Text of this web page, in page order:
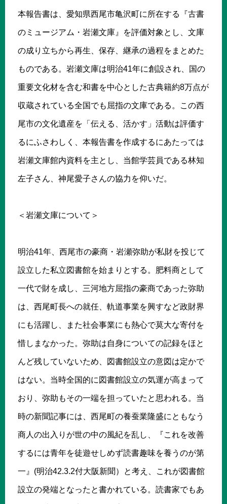
本報告書は、愛知県西尾市亀沢町に所在する『古書
のミュージアム・岩瀬文庫』を評価対象とし、文庫
の成り立ちから再生、保存、継承の過程をまとめた
ものである。岩瀬文庫は明治41年に創設され、国の
重要文化材を含む和書を中心とした古典籍約8万点が
収蔵されている全国でも屈指の文庫である。この西
尾市の文化遺産を「伝える、活かす」活動は評価す
るにふさわしく、本報告書を作成するにあたっては
岩瀬文庫館内資料を主とし、当館学芸員である林知
左子さん、神尾愛子さんの協力を仰いだ。
＜岩瀬文庫について＞
明治41年、西尾市の豪商・岩瀬弥助が私財を投じて
設立した私立図書館を始まりとする。肥料商として
一代で財を成し、三河地方屈指の豪商であった弥助
は、西尾町長への就任、軌道事業を興すなど政財界
にも活躍し、また社会事業にも熱心で莫大な寄付を
惜しまなかった。弥助は自身についての記録をほと
んど残していないため、図書館設立の意図は定かで
はない。当時全国的に図書館設立の気運が高まって
おり、弥助もその一端を担っていたと思われる。当
時の新聞記事には、西尾町の養蚕業隆盛にともなう
商人の出入りが世の中の風紀を乱し、『これを改善
するには青年を徒遊せしめず読書趣味を養うのが第
一』(明治42.3.2付大阪新聞）と考え、これが図書館
設立の発端となったと書かれている。読書家でもあ